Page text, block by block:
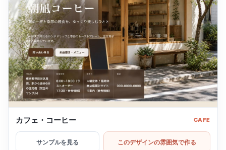
カフェ・コーヒー CAFE
サンプルを見る このデザインの雰囲気で作る